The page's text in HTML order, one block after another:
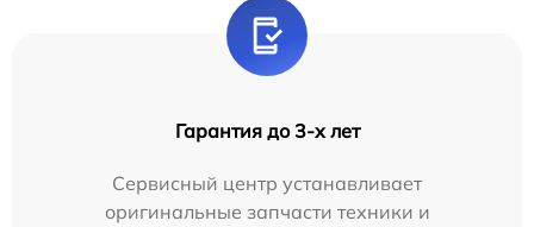
Гарантия до 3-х лет
Сервисный центр устанавливает
оригинальные запчасти техники и